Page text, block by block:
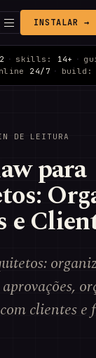
INSTALAR →
· skills: 14+ ·
24/7 · build:
DE LEITURA
para
e
clientes e